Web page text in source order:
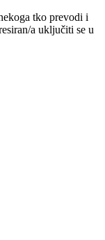
tko prevodi i
a uključiti se u